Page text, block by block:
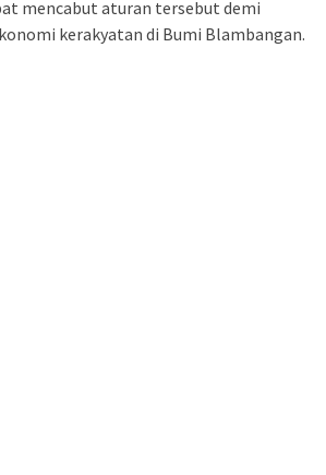
mencabut aturan tersebut demi
kerakyatan di Bumi Blambangan.